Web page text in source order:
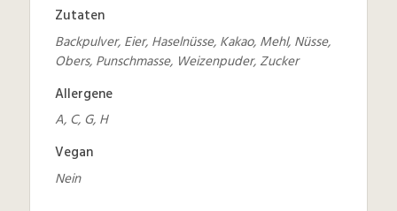
Zutaten
Backpulver, Eier, Haselnüsse, Kakao, Mehl, Nüsse,
Obers, Punschmasse, Weizenpuder, Zucker
Allergene
A, C, G, H
Vegan
Nein